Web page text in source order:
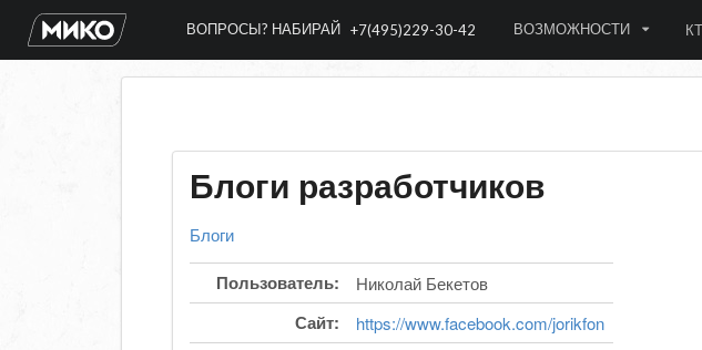
ВОПРОСЫ? НАБИРАЙ+7(495)229-30-42 ВОЗМОЖНОСТИ
Блоги разработчиков
Блоги
Пользователь: Николай Бекетов
Сайт: https://www.facebook.com/jorikfon